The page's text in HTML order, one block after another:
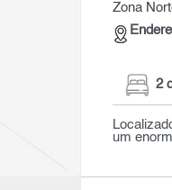
Zona
2
um